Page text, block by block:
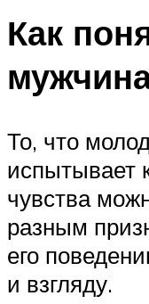
Как
То, что
испытывает
чувства
разным
его
и взгляду.